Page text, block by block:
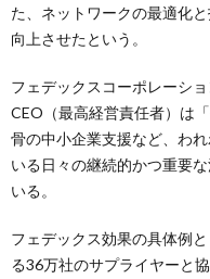
た、ネットワークの最適化
向上させたという。
フェデックスコーポレーシ
CEO（最高経営責任者）は
骨の中小企業支援など、わ
いる日々の継続的かつ重要
いる。
フェデックス効果の具体例
る36万社のサプライヤーと